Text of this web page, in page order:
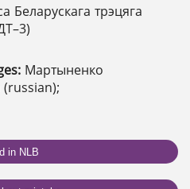
Беларускага трэцяга
Мартыненко
(russian);
in NLB